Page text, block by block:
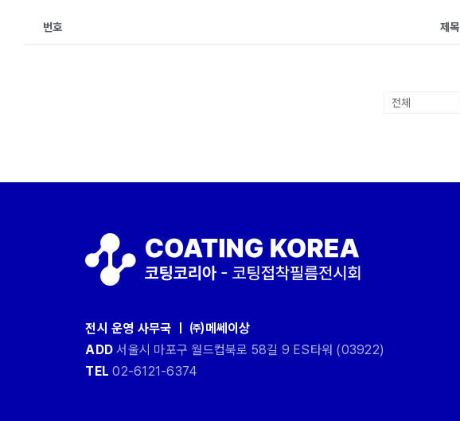
번호 제목
전시 운영 사무국 ㅣ ㈜메쎄이상
ADD 서울시 마포구 월드컵북로 58길 9 ES타워 (03922)
TEL 02-6121-6374